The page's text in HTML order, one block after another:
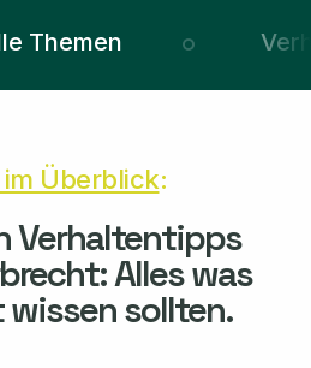
Themen
Überblick:
Verhaltentipps
Alles was
sollten.